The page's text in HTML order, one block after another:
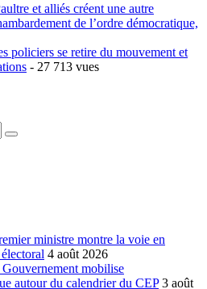
et alliés créent une autre
de l’ordre démocratique,
policiers se retire du mouvement et
- 27 713 vues
ministre montre la voie en
4 août 2026
mobilise
autour du calendrier du CEP 3 août